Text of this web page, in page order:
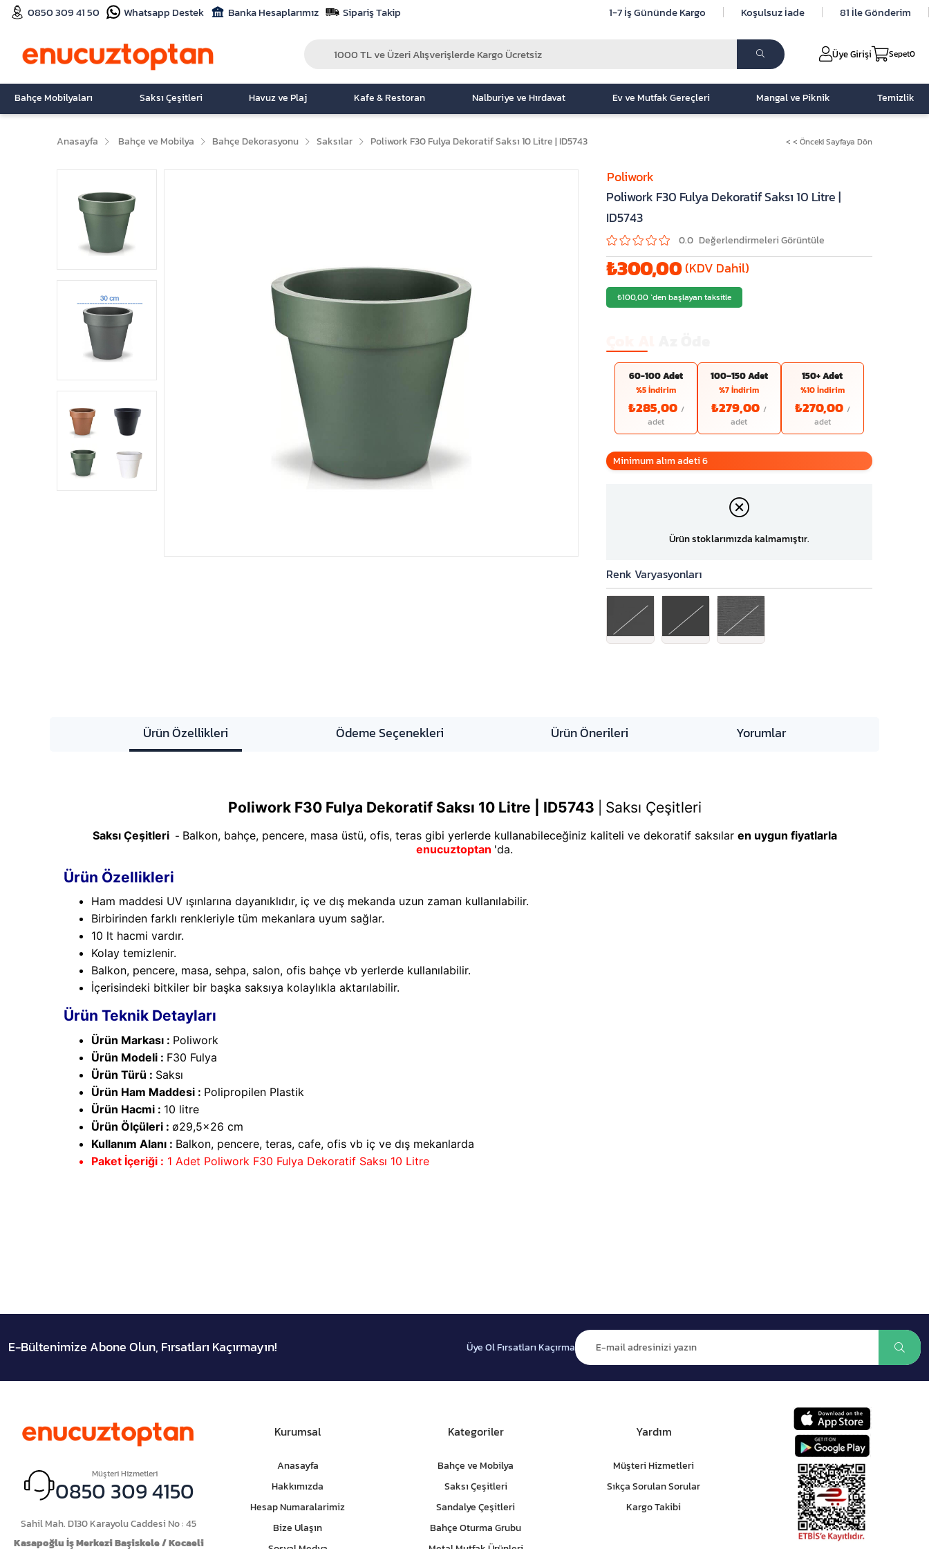
0850 309 41 50 Whatsapp Destek Banka Hesaplarımız Sipariş Takip 1-7 İş Gününde Kargo Koşulsuz İade 81 İle Gönderim
Üye Girişi Sepet0
Bahçe Mobilyaları Saksı Çeşitleri Havuz ve Plaj Kafe & Restoran Nalburiye ve Hırdavat Ev ve Mutfak Gereçleri Mangal ve Piknik Temizlik
Anasayfa Bahçe ve Mobilya Bahçe Dekorasyonu Saksılar Poliwork F30 Fulya Dekoratif Saksı 10 Litre | ID5743 < < Önceki Sayfaya Dön
Poliwork F30 Fulya Dekoratif Saksı 10 Litre |
ID5743
0.0
₺300,00(KDV Dahil)
₺100,00`den başlayan taksitle
Poliwork
60-100 Adet
%5 İndirim
₺285,00
100–150 Adet
%7 İndirim
₺279,00
150+ Adet
%10 İndirim
₺270,00
Minimum alım adeti 6
Ürün stoklarımızda kalmamıştır.
Renk Varyasyonları
Ürün Özellikleri Ödeme Seçenekleri Ürün Önerileri Yorumlar
Poliwork F30 Fulya Dekoratif Saksı 10 Litre | ID5743 Saksı Çeşitleri
Saksı Çeşitleri - Balkon, bahçe, pencere, masa üstü, ofis, teras gibi yerlerde kullanabileceğiniz kaliteli ve dekoratif saksılar en uygun fiyatlarla
enucuztoptan 'da.
Ürün Özellikleri
Ham maddesi UV ışınlarına dayanıklıdır, iç ve dış mekanda uzun zaman kullanılabilir.
Birbirinden farklı renkleriyle tüm mekanlara uyum sağlar.
10 lt hacmi vardır.
Kolay temizlenir.
Balkon, pencere, masa, sehpa, salon, ofis bahçe vb yerlerde kullanılabilir.
İçerisindeki bitkiler bir başka saksıya kolaylıkla aktarılabilir.
Ürün Teknik Detayları
Ürün Markası : Poliwork
Ürün Modeli : F30 Fulya
Ürün Türü : Saksı
Ürün Ham Maddesi : Polipropilen Plastik
Ürün Hacmi : 10 litre
Ürün Ölçüleri : ø29,5x26 cm
Kullanım Alanı : Balkon, pencere, teras, cafe, ofis vb iç ve dış mekanlarda
Paket İçeriği : 1 Adet Poliwork F30 Fulya Dekoratif Saksı 10 Litre
E-Bültenimize Abone Olun, Fırsatları Kaçırmayın! Üye Ol Fırsatları Kaçırma
Müşteri Hizmetleri
0850 309 4150
Sahil Mah. D130 Karayolu Caddesi No : 45
Kasapoğlu İş Merkezi Başiskele / Kocaeli
Kurumsal
Anasayfa
Hakkımızda
Hesap Numaralarimiz
Bize Ulaşın
Kategoriler
Bahçe ve Mobilya
Saksı Çeşitleri
Sandalye Çeşitleri
Bahçe Oturma Grubu
Yardım
Müşteri Hizmetleri
Sıkça Sorulan Sorular
Kargo Takibi